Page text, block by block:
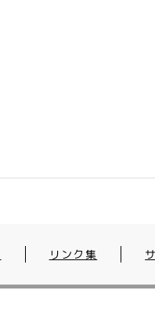
リンク集